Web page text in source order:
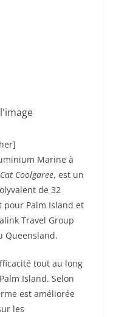
Marine à
Cat Coolgaree, est un
de 32
pour Palm Island et
Travel Group
Queensland.
tout au long
Island. Selon
est améliorée
les